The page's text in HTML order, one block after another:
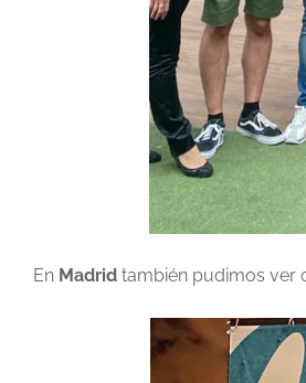
En Madrid también pudimos ver